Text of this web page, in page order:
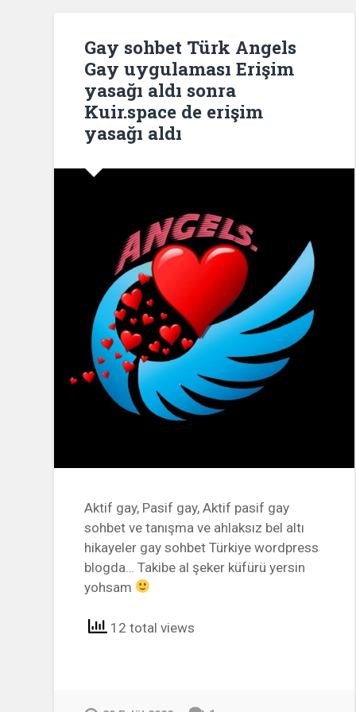
Gay sohbet Türk Angels
Gay uygulaması Erişim
yasağı aldı sonra
Kuir.space de erişim
yasağı aldı
Aktif gay, Pasif gay, Aktif pasif gay
sohbet ve tanışma ve ahlaksız bel altı
hikayeler gay sohbet Türkiye wordpress
blogda… Takibe al şeker küfürü yersin
yohsam
12 total views